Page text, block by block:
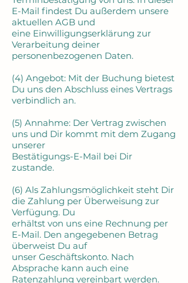
E-Mail findest Du außerdem unsere
aktuellen AGB und
eine Einwilligungserklärung zur
Verarbeitung deiner
personenbezogenen Daten.
(4) Angebot: Mit der Buchung bietest
Du uns den Abschluss eines Vertrags
verbindlich an.
(5) Annahme: Der Vertrag zwischen
uns und Dir kommt mit dem Zugang
unserer
Bestätigungs-E-Mail bei Dir
zustande.
(6) Als Zahlungsmöglichkeit steht Dir
die Zahlung per Überweisung zur
Verfügung. Du
erhältst von uns eine Rechnung per
E-Mail. Den angegebenen Betrag
überweist Du auf
unser Geschäftskonto. Nach
Absprache kann auch eine
Ratenzahlung vereinbart werden.